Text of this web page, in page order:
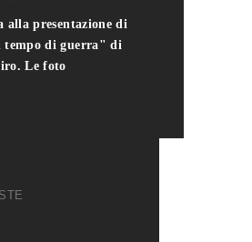
alla presentazione di
tempo di guerra" di
Le foto